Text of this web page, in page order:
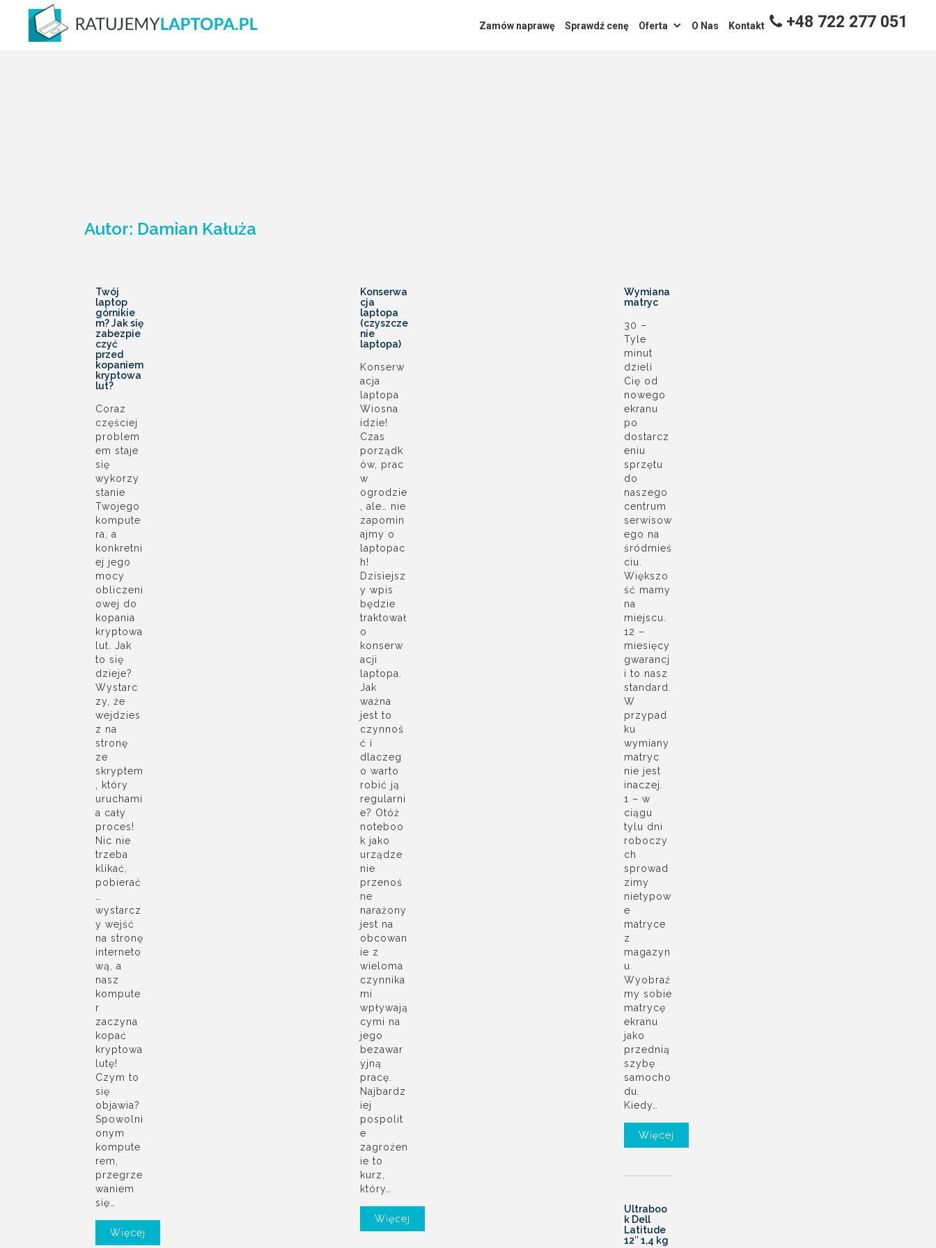
+48 722 277 051
Zamów naprawę Sprawdź cenę Oferta O Nas Kontakt
Autor: Damian Kałuża
Twój
laptop
górnikie
m? Jak się
zabezpie
czyć
przed
kopaniem
kryptowa
lut?
Coraz
częściej
problem
em staje
się
wykorzy
stanie
Twojego
kompute
ra, a
konkretni
ej jego
mocy
obliczeni
owej do
kopania
kryptowa
lut. Jak
to się
dzieje?
Wystarc
zy, że
wejdzies
z na
stronę
ze
skryptem
, który
uruchami
a cały
proces!
Nic nie
trzeba
klikać,
pobierać
wystarcz
y wejść
na stronę
interneto
wą, a
nasz
kompute
r
zaczyna
kopać
kryptowa
lutę!
Czym to
się
objawia?
Spowolni
onym
kompute
rem,
przegrze
waniem
się…
Więcej
Konserwa
cja
laptopa
(czyszcze
nie
laptopa)
Konserw
acja
laptopa
Wiosna
idzie!
Czas
porządk
ów, prac
w
ogrodzie
, ale… nie
zapomin
ajmy o
laptopac
h!
Dzisiejsz
y wpis
będzie
traktował
o
konserw
acji
laptopa.
Jak
ważna
jest to
czynnoś
ć i
dlaczeg
o warto
robić ją
regularni
e? Otóż
noteboo
k jako
urządze
nie
przenoś
ne
narażony
jest na
obcowan
ie z
wieloma
czynnika
mi
wpływają
cymi na
jego
bezawar
yjną
pracę.
Najbardz
iej
pospolit
e
zagrożen
ie to
kurz,
który…
Więcej
Wymiana
matryc
30 –
Tyle
minut
dzieli
Cię od
nowego
ekranu
po
dostarcz
eniu
sprzętu
do
naszego
centrum
serwisow
ego na
śródmieś
ciu.
Większo
ść mamy
na
miejscu.
12 –
miesięcy
gwarancj
i to nasz
standard.
W
przypad
ku
wymiany
matryc
nie jest
inaczej.
1 – w
ciągu
tylu dni
roboczy
ch
sprowad
zimy
nietypow
e
matryce
z
magazyn
u.
Wyobraź
my sobie
matrycę
ekranu
jako
przednią
szybę
samocho
du.
Kiedy…
Więcej
Ultraboo
k Dell
Latitude
12″ 1,4 kg